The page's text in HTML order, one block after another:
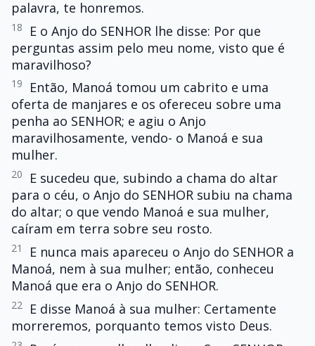
palavra, te honremos.
18
E o Anjo do SENHOR lhe disse: Por que
perguntas assim pelo meu nome, visto que é
maravilhoso?
19
Então, Manoá tomou um cabrito e uma
oferta de manjares e os ofereceu sobre uma
penha ao SENHOR; e agiu o Anjo
maravilhosamente, vendo- o Manoá e sua
mulher.
20
E sucedeu que, subindo a chama do altar
para o céu, o Anjo do SENHOR subiu na chama
do altar; o que vendo Manoá e sua mulher,
caíram em terra sobre seu rosto.
21
E nunca mais apareceu o Anjo do SENHOR a
Manoá, nem à sua mulher; então, conheceu
Manoá que era o Anjo do SENHOR.
22
E disse Manoá à sua mulher: Certamente
morreremos, porquanto temos visto Deus.